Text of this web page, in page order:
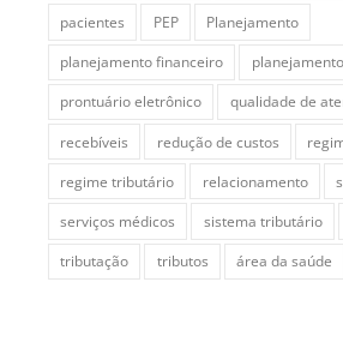
pacientes
PEP
Planejamento
planejamento financeiro
prontuário eletrônico
qualidade de
recebíveis
redução de custos
regime tributário
relacionamento
serviços médicos
sistema tributário
tributação
tributos área da saúde